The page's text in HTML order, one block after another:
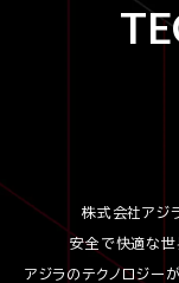
株式会社アジ
安全で快適な世
アジラのテクノロジー